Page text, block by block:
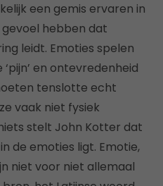
een gemis ervaren in
hebben dat
leidt. Emoties spelen
en ontevredenheid
tenslotte echt
vaak niet fysiek
stelt John Kotter dat
de emoties ligt. Emotie,
niet voor niet allemaal